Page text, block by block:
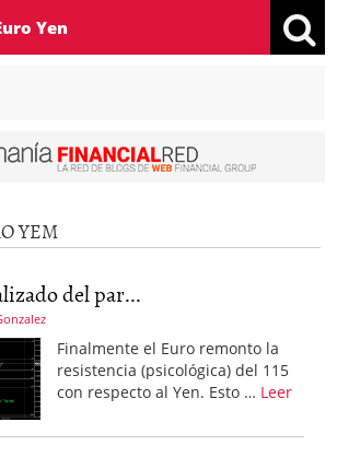
Yen
YEM
del par...
Finalmente el Euro remonto la
resistencia (psicológica) del 115
con respecto al Yen. Esto … Leer